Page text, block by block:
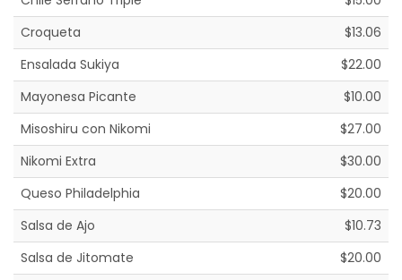
Croqueta
$13.06
Ensalada Sukiya
$22.00
Mayonesa Picante
$10.00
Misoshiru con Nikomi
$27.00
Nikomi Extra
$30.00
Queso Philadelphia
$20.00
Salsa de Ajo
$10.73
Salsa de Jitomate
$20.00